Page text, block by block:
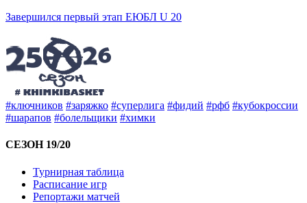
Завершился первый этап ЕЮБЛ U 20
#ключников #заряжко #суперлига #фидий #рфб #кубокроссии
#шарапов #болельщики #химки
СЕЗОН 19/20
Турнирная таблица
Расписание игр
Репортажи матчей